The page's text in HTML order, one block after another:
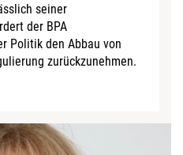
seiner
der BPA
Politik den Abbau von
zurückzunehmen.